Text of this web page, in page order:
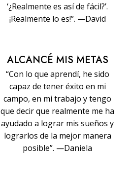
‘¿Realmente es así de fácil?’.
¡Realmente lo es!”. —David
ALCANCÉ MIS METAS
“Con lo que aprendí, he sido
capaz de tener éxito en mi
campo, en mi trabajo y tengo
que decir que realmente me ha
ayudado a lograr mis sueños y
lograrlos de la mejor manera
posible”. —Daniela